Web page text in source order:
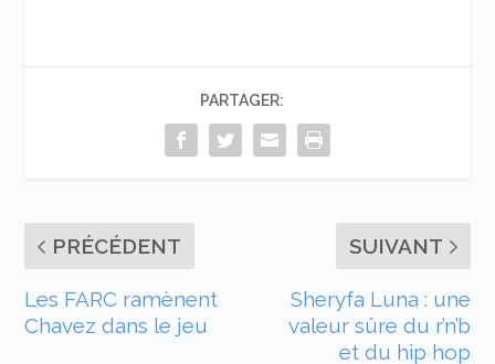
PARTAGER:
PRÉCÉDENT
Les FARC ramènent
Chavez dans le jeu
SUIVANT
Sheryfa Luna : une
valeur sûre du r’n’b
et du hip hop